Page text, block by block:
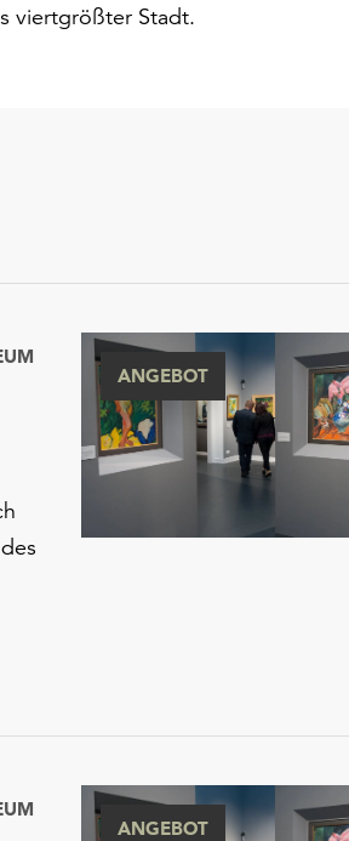
viertgrößter Stadt.
ANGEBOT
ANGEBOT